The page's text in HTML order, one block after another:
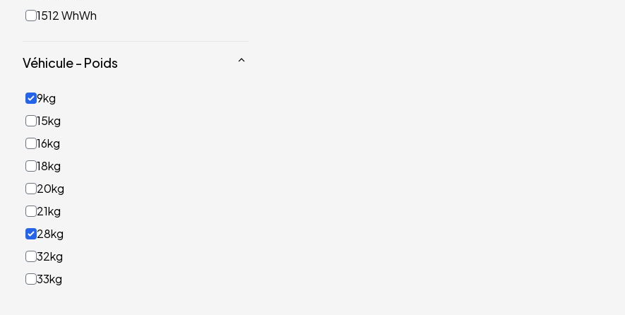
1512 WhWh
Véhicule - Poids
9kg
15kg
16kg
18kg
20kg
21kg
28kg
32kg
33kg